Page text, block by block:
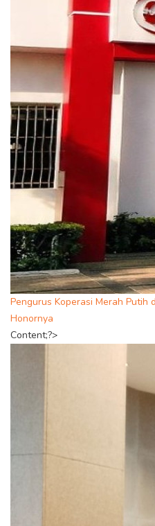
Pengurus Koperasi Merah Putih
Honornya
Content;?>